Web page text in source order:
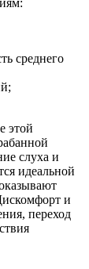
среднего
этой
слуха и
идеальной
и
переход